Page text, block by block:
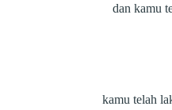
dan kamu
kamu telah